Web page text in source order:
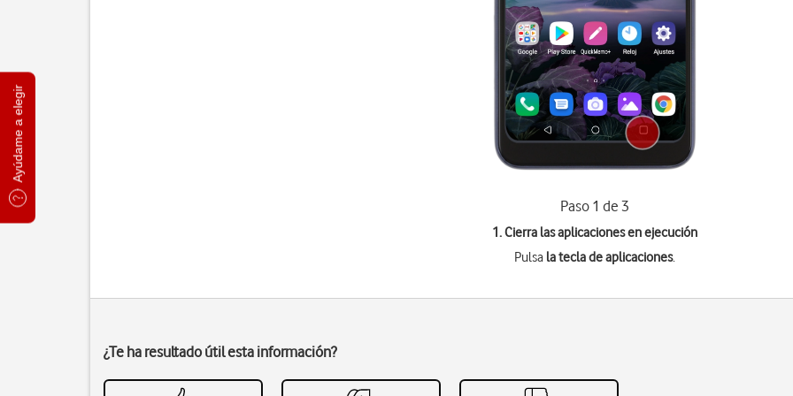
Ayúdame a elegir
Paso 1 de 3
1. Cierra las aplicaciones en ejecución
Pulsa la tecla de aplicaciones.
¿Te ha resultado útil esta información?